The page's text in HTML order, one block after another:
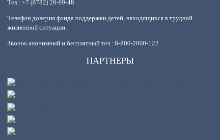
Тел.: +7 (8782) 26-69-48
Телефон доверия фонда поддержки детей, находящихся в трудной
жизненной ситуации.
Звонок анонимный и бесплатный тел.: 8-800-2000-122
ПАРТНЕРЫ